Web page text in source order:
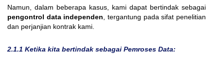
Namun, dalam beberapa kasus, kami dapat bertindak sebagai
pengontrol data independen , tergantung pada sifat penelitian
dan perjanjian kontrak kami.
2.1.1 Ketika kita bertindak sebagai Pemroses Data: